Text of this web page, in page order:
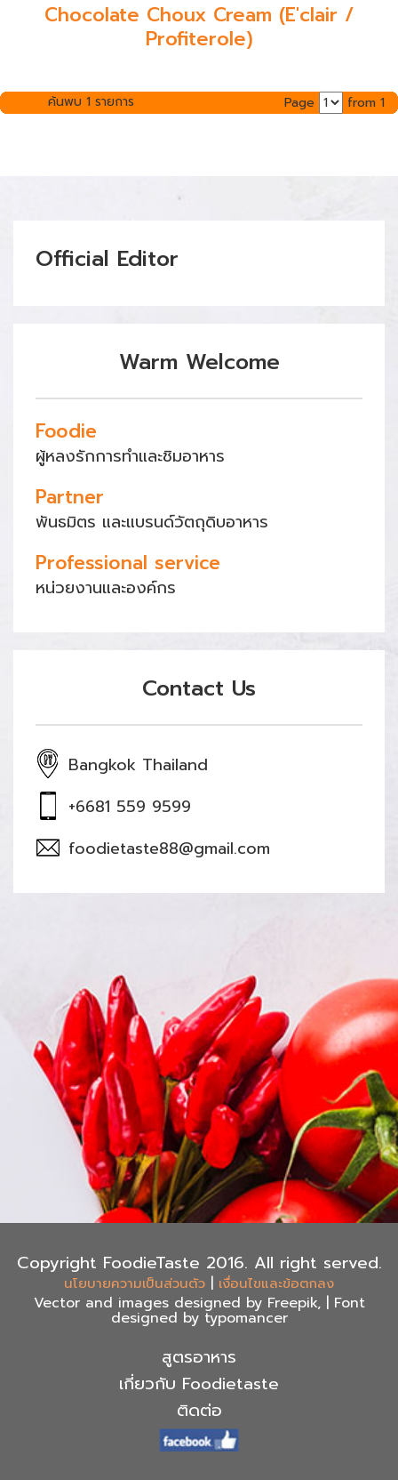
Chocolate Choux Cream (E'clair /
Profiterole)
ค้นพบ 1 รายการ Page from 1
Official Editor
Warm Welcome
Foodie
ผู้หลงรักการทำและชิมอาหาร
Partner
พันธมิตร และแบรนด์วัตถุดิบอาหาร
Professional service
หน่วยงานและองค์กร
Contact Us
Bangkok Thailand
+6681 559 9599
foodietaste88@gmail.com
Copyright FoodieTaste 2016. All right served.
นโยบายความเป็นส่วนตัว | เงื่อนไขและข้อตกลง
Vector and images designed by Freepik, | Font
designed by typomancer
สูตรอาหาร
เกี่ยวกับ Foodietaste
ติดต่อ